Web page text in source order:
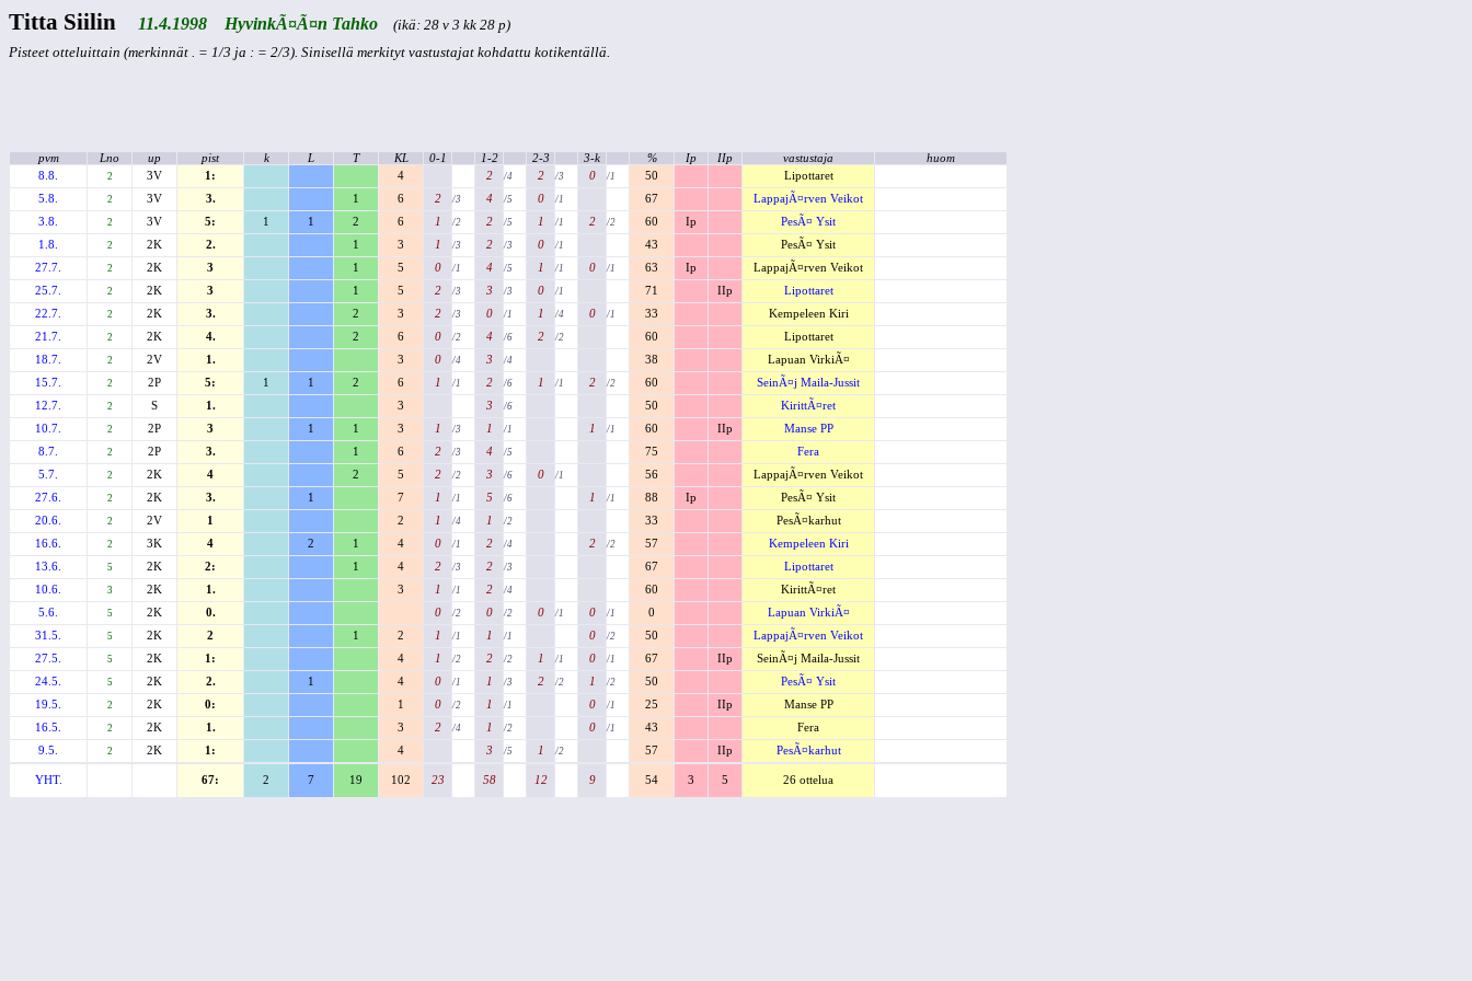
Titta Siilin 11.4.1998 HyvinkÃ¤Ã¤n Tahko
(ikä: 28 v 3 kk 28 p)
Pisteet otteluittain (merkinnät . = 1/3 ja : = 2/3). Sinisellä merkityt vastustajat kohdattu kotikentällä.
pvm Lno up pist k L T KL 0-1 1-2 2-3 3-k % Ip IIp vastustaja
huom
8.8.
2 3V 1: 4 2 /4 2 /3 0 /1 50
Lipottaret
5.8.
2 3V 3. 1 6 2 /3 4 /5 0 /1 67
LappajÃ¤rven Veikot
3.8.
2 3V 5: 1 1 2 6 1 /2 2 /5 1 /1 2 /2 60 Ip
PesÃ¤ Ysit
1.8.
2 2K 2. 1 3 1 /3 2 /3 0 /1 43
PesÃ¤ Ysit
27.7.
2 2K 3 1 5 0 /1 4 /5 1 /1 0 /1 63 Ip
LappajÃ¤rven Veikot
25.7.
2 2K 3 1 5 2 /3 3 /3 0 /1 71 IIp
Lipottaret
22.7.
2 2K 3. 2 3 2 /3 0 /1 1 /4 0 /1 33
Kempeleen Kiri
21.7.
2 2K 4. 2 6 0 /2 4 /6 2 /2 60
Lipottaret
18.7.
2 2V 1. 3 0 /4 3 /4 38
Lapuan VirkiÃ¤
15.7.
2 2P 5: 1 1 2 6 1 /1 2 /6 1 /1 2 /2 60
SeinÃ¤j Maila-Jussit
12.7.
2 S 1. 3 3 /6 50
KirittÃ¤ret
10.7.
2 2P 3 1 1 3 1 /3 1 /1 1 /1 60 IIp
Manse PP
8.7.
2 2P 3. 1 6 2 /3 4 /5 75
Fera
5.7.
2 2K 4 2 5 2 /2 3 /6 0 /1 56
LappajÃ¤rven Veikot
27.6.
2 2K 3. 1 7 1 /1 5 /6 1 /1 88 Ip
PesÃ¤ Ysit
20.6.
2 2V 1 2 1 /4 1 /2 33
PesÃ¤karhut
16.6.
2 3K 4 2 1 4 0 /1 2 /4 2 /2 57
Kempeleen Kiri
13.6.
5 2K 2: 1 4 2 /3 2 /3 67
Lipottaret
10.6.
3 2K 1. 3 1 /1 2 /4 60
KirittÃ¤ret
5.6.
5 2K 0. 0 /2 0 /2 0 /1 0 /1 0
Lapuan VirkiÃ¤
31.5.
5 2K 2 1 2 1 /1 1 /1 0 /2 50
LappajÃ¤rven Veikot
27.5.
5 2K 1: 4 1 /2 2 /2 1 /1 0 /1 67 IIp
SeinÃ¤j Maila-Jussit
24.5.
5 2K 2. 1 4 0 /1 1 /3 2 /2 1 /2 50
PesÃ¤ Ysit
19.5.
2 2K 0: 1 0 /2 1 /1 0 /1 25 IIp
Manse PP
16.5.
2 2K 1. 3 2 /4 1 /2 0 /1 43
Fera
9.5.
2 2K 1: 4 3 /5 1 /2 57 IIp PesÃ¤karhut
YHT. 67: 2 7 19 102 23 58 12 9 54 3 5 26 ottelua